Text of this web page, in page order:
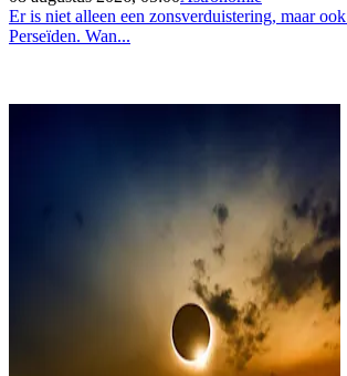
Er is niet alleen een zonsverduistering, maar
Perseïden. Wan...